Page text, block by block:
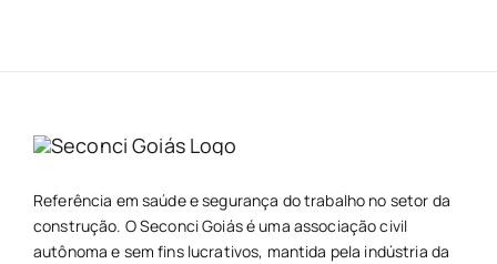
Referência em saúde e segurança do trabalho no setor da
construção. O Seconci Goiás é uma associação civil
autônoma e sem fins lucrativos, mantida pela indústria da